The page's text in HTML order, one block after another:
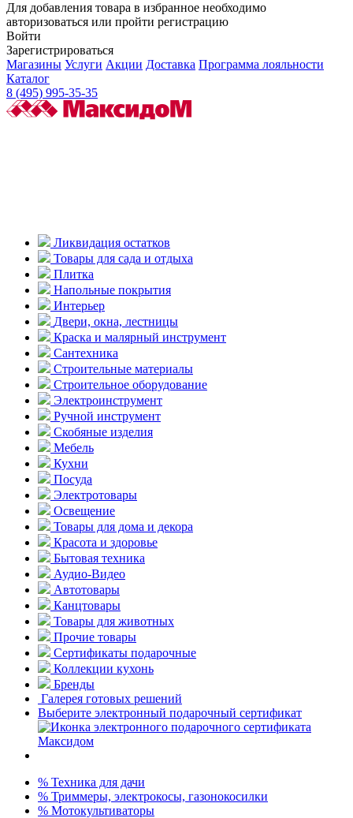
Для добавления товара в избранное необходимо
авторизоваться или пройти регистрацию
Войти
Зарегистрироваться
Магазины Услуги Акции Доставка Программа лояльности
Каталог
8 (495) 995-35-35
Ликвидация остатков
Товары для сада и отдыха
Плитка
Напольные покрытия
Интерьер
Двери, окна, лестницы
Краска и малярный инструмент
Сантехника
Строительные материалы
Строительное оборудование
Электроинструмент
Ручной инструмент
Скобяные изделия
Мебель
Кухни
Посуда
Электротовары
Освещение
Товары для дома и декора
Красота и здоровье
Бытовая техника
Аудио-Видео
Автотовары
Канцтовары
Товары для животных
Прочие товары
Сертификаты подарочные
Коллекции кухонь
Бренды
Галерея готовых решений
Выберите электронный подарочный сертификат
% Техника для дачи
% Триммеры, электрокосы, газонокосилки
% Мотокультиваторы